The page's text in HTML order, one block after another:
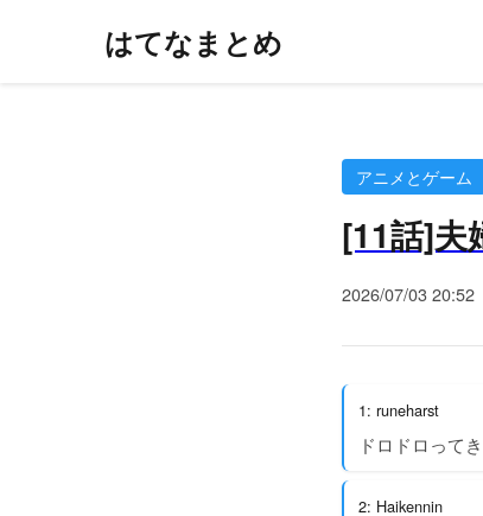
はてなまとめ
アニメとゲーム
[11話]夫
2026/07/03 20:52
1: runeharst
ドロドロって
2: Haikennin